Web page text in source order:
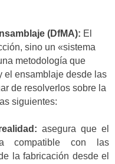
(DfMA): El
sino un «sistema
metodología que
el ensamblaje desde las
de resolverlos sobre la
siguientes:
asegura que el
compatible con las
la fabricación desde el